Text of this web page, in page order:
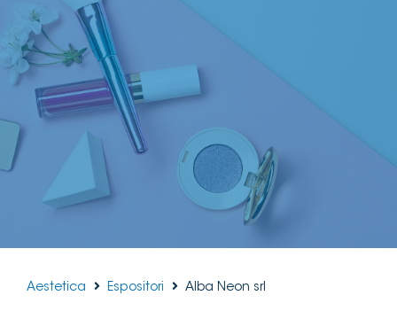
Aestetica Espositori Alba Neon srl